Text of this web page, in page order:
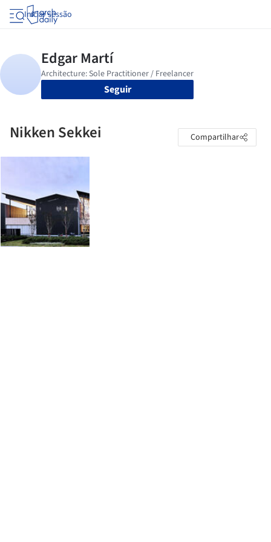
Iniciar sessão
Seguir
Nikken Sekkei Compartilhar